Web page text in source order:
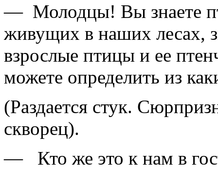
— Молодцы! Вы знаете
живущих в наших лесах,
взрослые птицы и ее
можете определить из
(Раздается стук.
скворец).
— Кто же это к нам в